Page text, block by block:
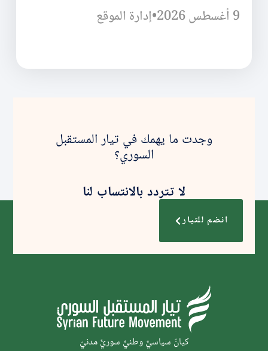
9 أغسطس 2026
•إدارة الموقع
وجدت ما يهمك في تيار المستقبل
السوري؟
لا تتردد بالانتساب لنا
انضم للتيار
كيانٌ سياسيٌّ وطنيٌّ سوريٌّ مدنيّ